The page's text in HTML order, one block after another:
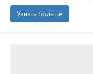
Узнать больше